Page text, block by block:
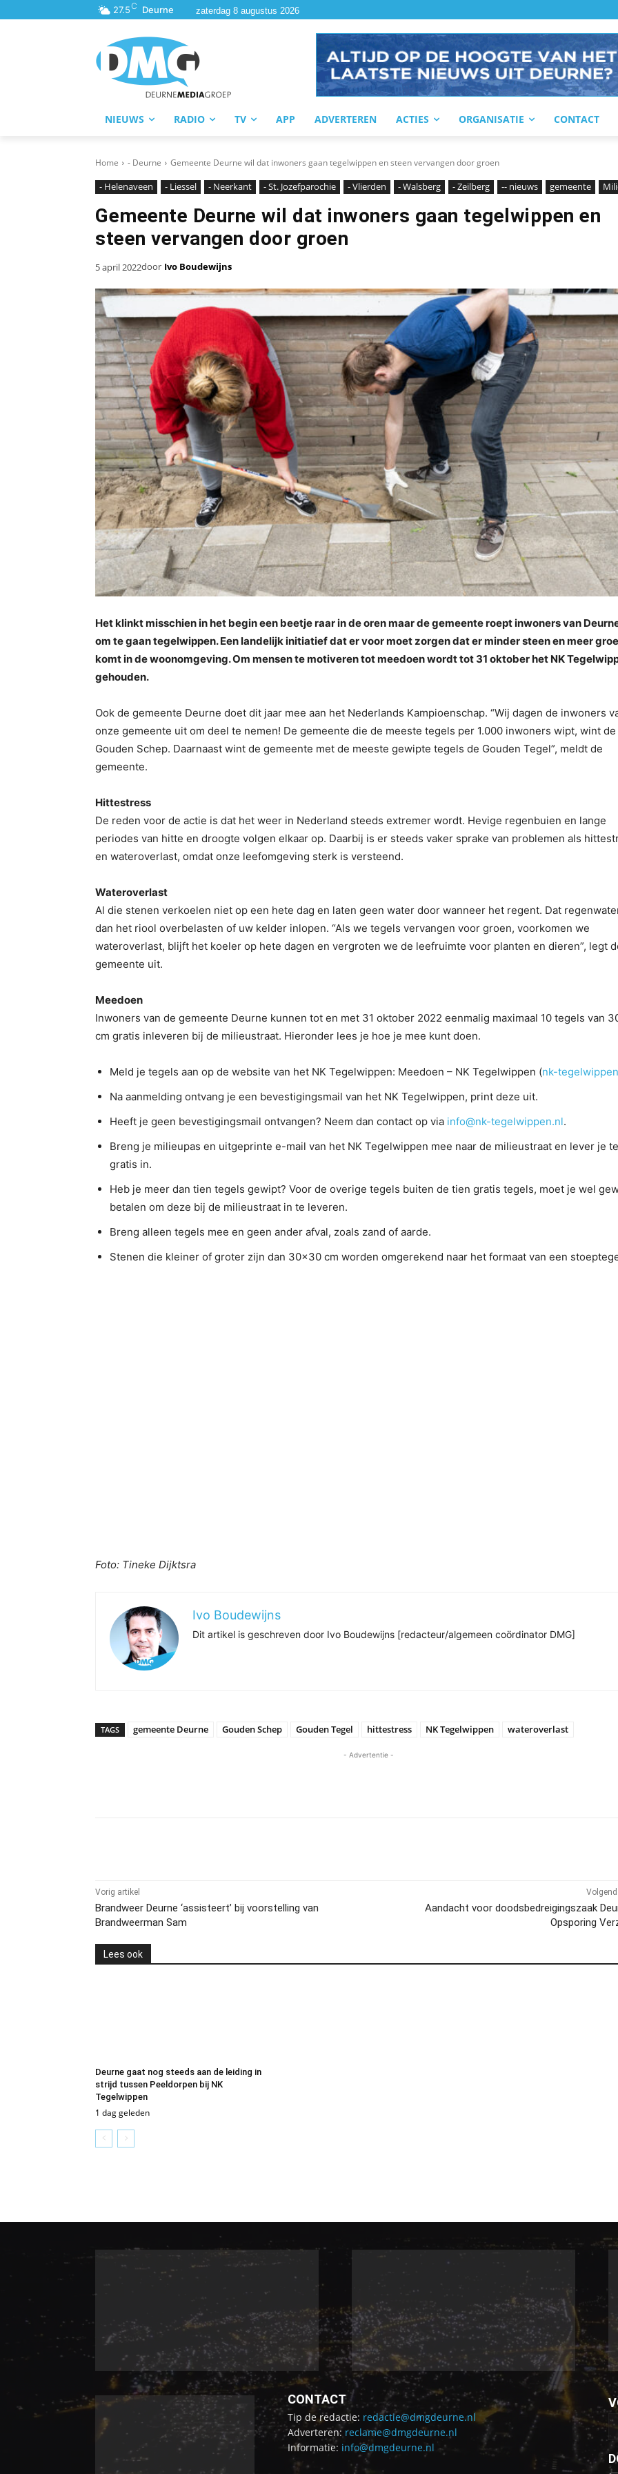
27.5C Deurne zaterdag 8 augustus 2026
NIEUWS RADIO TV APP ADVERTEREN ACTIES ORGANISATIE CONTACT
Home - Deurne Gemeente Deurne wil dat inwoners gaan tegelwippen en steen vervangen door groen
- Helenaveen - Liessel - Neerkant - St. Jozefparochie - Vlierden - Walsberg - Zeilberg -- nieuws gemeente
Gemeente Deurne wil dat inwoners gaan tegelwippen en
steen vervangen door groen
5 april 2022door Ivo Boudewijns
Het klinkt misschien in het begin een beetje raar in de oren maar de gemeente roept inwoners van
om te gaan tegelwippen. Een landelijk initiatief dat er voor moet zorgen dat er minder steen en meer
komt in de woonomgeving. Om mensen te motiveren tot meedoen wordt tot 31 oktober het NK
gehouden.
Ook de gemeente Deurne doet dit jaar mee aan het Nederlands Kampioenschap. “Wij dagen de inwoners
onze gemeente uit om deel te nemen! De gemeente die de meeste tegels per 1.000 inwoners wipt, wint de
Gouden Schep. Daarnaast wint de gemeente met de meeste gewipte tegels de Gouden Tegel”, meldt de
gemeente.
Hittestress
De reden voor de actie is dat het weer in Nederland steeds extremer wordt. Hevige regenbuien en lange
periodes van hitte en droogte volgen elkaar op. Daarbij is er steeds vaker sprake van problemen als
en wateroverlast, omdat onze leefomgeving sterk is versteend.
Wateroverlast
Al die stenen verkoelen niet op een hete dag en laten geen water door wanneer het regent. Dat
dan het riool overbelasten of uw kelder inlopen. “Als we tegels vervangen voor groen, voorkomen we
wateroverlast, blijft het koeler op hete dagen en vergroten we de leefruimte voor planten en dieren”, legt
gemeente uit.
Meedoen
Inwoners van de gemeente Deurne kunnen tot en met 31 oktober 2022 eenmalig maximaal 10 tegels van
cm gratis inleveren bij de milieustraat. Hieronder lees je hoe je mee kunt doen.
Meld je tegels aan op de website van het NK Tegelwippen: Meedoen – NK Tegelwippen (nk-
Na aanmelding ontvang je een bevestigingsmail van het NK Tegelwippen, print deze uit.
Heeft je geen bevestigingsmail ontvangen? Neem dan contact op via info@nk-tegelwippen.nl.
Breng je milieupas en uitgeprinte e-mail van het NK Tegelwippen mee naar de milieustraat en lever je
gratis in.
Heb je meer dan tien tegels gewipt? Voor de overige tegels buiten de tien gratis tegels, moet je wel
betalen om deze bij de milieustraat in te leveren.
Breng alleen tegels mee en geen ander afval, zoals zand of aarde.
Stenen die kleiner of groter zijn dan 30×30 cm worden omgerekend naar het formaat van een
Foto: Tineke Dijktsra
Ivo Boudewijns
Dit artikel is geschreven door Ivo Boudewijns [redacteur/algemeen coördinator DMG]
TAGS gemeente Deurne Gouden Schep Gouden Tegel hittestress NK Tegelwippen wateroverlast
- Advertentie -
Vorig artikel
Brandweer Deurne ‘assisteert’ bij voorstelling van
Brandweerman Sam
Aandacht voor doodsbedreigingszaak
Opsporing
Lees ook
Deurne gaat nog steeds aan de leiding in
strijd tussen Peeldorpen bij NK
Tegelwippen
1 dag geleden
CONTACT
Tip de redactie: redactie@dmgdeurne.nl
Adverteren: reclame@dmgdeurne.nl
Informatie: info@dmgdeurne.nl